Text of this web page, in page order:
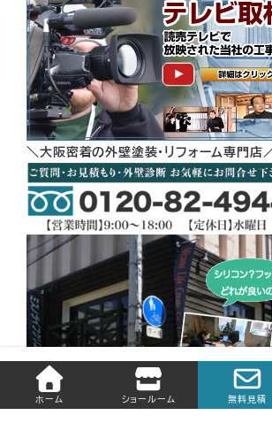
＼大阪密着の外壁塗装・リフォーム専門店
ホーム ショールーム 無料見積